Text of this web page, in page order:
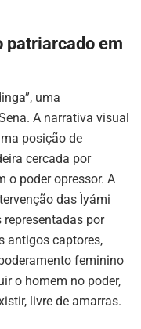
patriarcado em
uma
A narrativa visual
posição de
cercada por
o poder opressor. A
das Ìyámi
por
antigos captores,
feminino
o homem no poder,
livre de amarras.